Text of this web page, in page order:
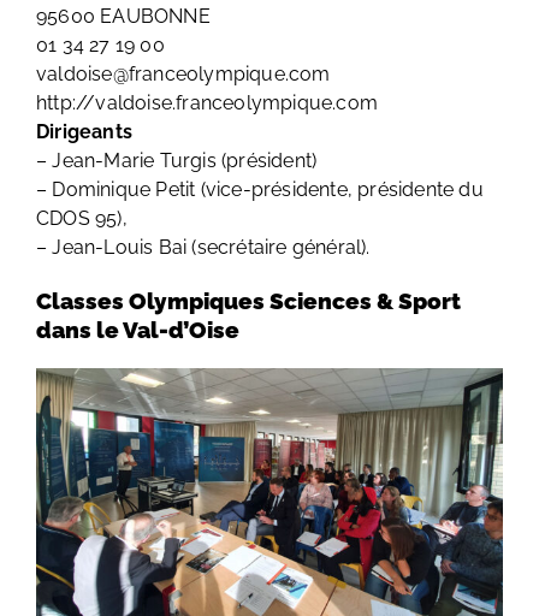
95600 EAUBONNE
01 34 27 19 00
valdoise@franceolympique.com
http://valdoise.franceolympique.com
Dirigeants
– Jean-Marie Turgis (président)
– Dominique Petit (vice-présidente, présidente du
CDOS 95),
– Jean-Louis Bai (secrétaire général).
Classes Olympiques Sciences & Sport
dans le Val-d’Oise